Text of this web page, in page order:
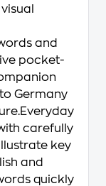
and
pocket-
Germany
carefully
key
and
quickly